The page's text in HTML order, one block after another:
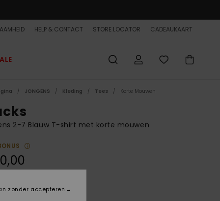
HELP & CONTACT STORE LOCATOR CADEAUKAART
JONGENS Kleding Tees Korte Mouwen
2-7 Blauw T-shirt met korte mouwen
Blue
zonder accepteren